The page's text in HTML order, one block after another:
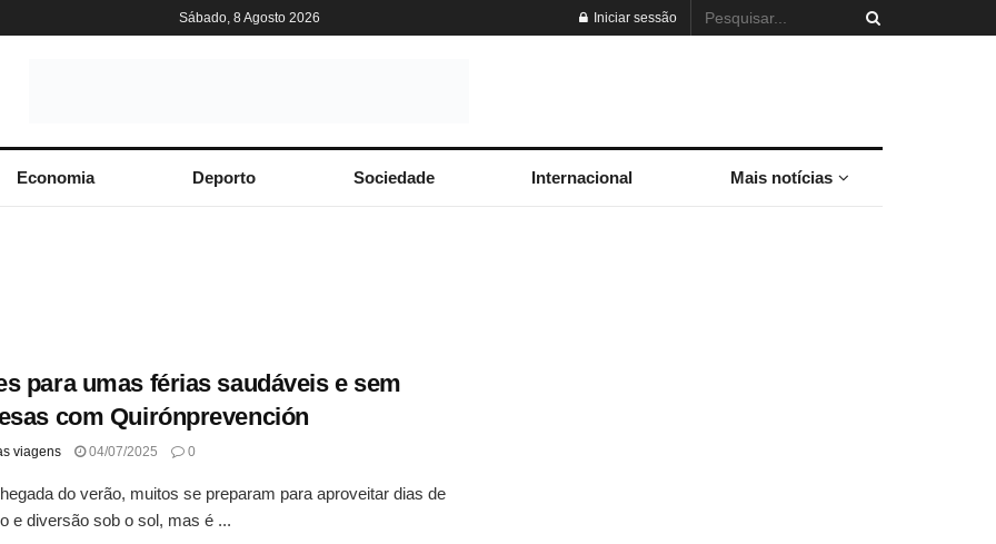
Sábado, 8 Agosto 2026 Iniciar sessão
Economia Deporto Sociedade Internacional Mais notícias
para umas férias saudáveis e sem
com Quirónprevención
viagens 04/07/2025 0
do verão, muitos se preparam para aproveitar dias de
e diversão sob o sol, mas é ...